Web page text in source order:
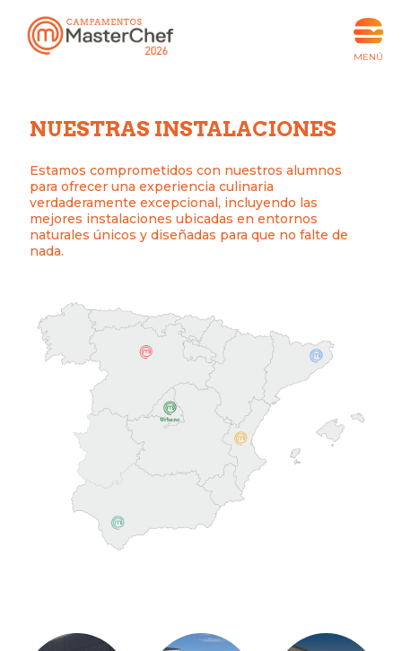
NUESTRAS INSTALACIONES
Estamos comprometidos con nuestros alumnos
para ofrecer una experiencia culinaria
verdaderamente excepcional, incluyendo las
mejores instalaciones ubicadas en entornos
naturales únicos y diseñadas para que no falte de
nada.